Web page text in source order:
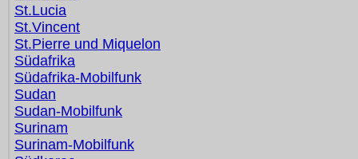
St.Lucia
St.Vincent
St.Pierre und Miquelon
Südafrika
Südafrika-Mobilfunk
Sudan
Sudan-Mobilfunk
Surinam
Surinam-Mobilfunk